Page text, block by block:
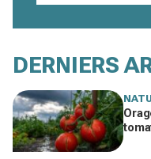
DERNIERS